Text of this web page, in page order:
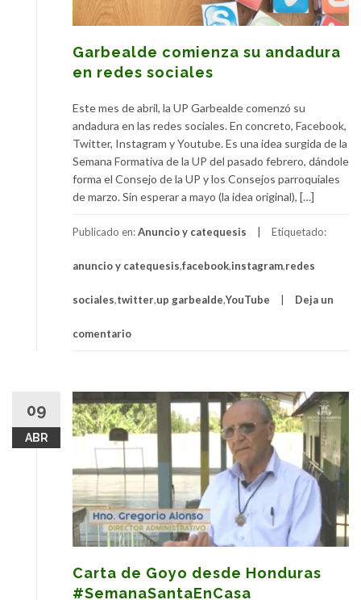
Garbealde comienza su andadura
en redes sociales
Este mes de abril, la UP Garbealde comenzó su
andadura en las redes sociales. En concreto, Facebook,
Twitter, Instagram y Youtube. Es una idea surgida de la
Semana Formativa de la UP del pasado febrero, dándole
forma el Consejo de la UP y los Consejos parroquiales
de marzo. Sin esperar a mayo (la idea original), […]
Publicado en:Anuncio y catequesis Etiquetado:
anuncio y catequesis,facebook,instagram,redes
sociales,twitter,up garbealde,YouTube Deja un
comentario
09
ABR
Carta de Goyo desde Honduras
#SemanaSantaEnCasa